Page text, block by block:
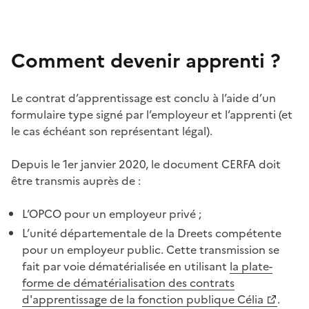
Comment devenir apprenti ?
Lecontrat d’apprentissageest conclu à l’aided’un
formulairetypesigné par l’employeuret l’apprenti (et
lecaséchéant son représentant légal).
Depuis le 1er janvier 2020, le document CERFAdoit
êtretransmis auprèsde :
L’OPCO pour un employeur privé ;
L’unité départementale de la Dreets compétente
pour un employeur public. Cette transmission se
fait par voie dématérialisée en utilisant la plate-
forme de dématérialisation des contrats
d'apprentissage de la fonction publique Célia
.